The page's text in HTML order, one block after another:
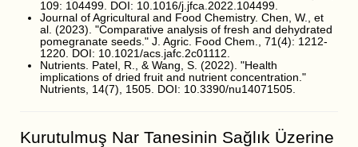
109: 104499. DOI: 10.1016/j.jfca.2022.104499.
Journal of Agricultural and Food Chemistry. Chen, W., et
al. (2023). "Comparative analysis of fresh and dehydrated
pomegranate seeds." J. Agric. Food Chem., 71(4): 1212-
1220. DOI: 10.1021/acs.jafc.2c01112.
Nutrients. Patel, R., & Wang, S. (2022). "Health
implications of dried fruit and nutrient concentration."
Nutrients, 14(7), 1505. DOI: 10.3390/nu14071505.
Kurutulmuş Nar Tanesinin Sağlık Üzerine